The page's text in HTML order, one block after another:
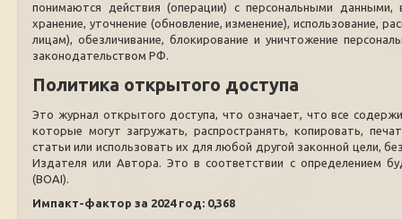
понимаются действия (операции) с персональными данными,
хранение, уточнение (обновление, изменение), использование,
лицам), обезличивание, блокирование и уничтожение
законодательством РФ.
Политика открытого доступа
Это журнал открытого доступа, что означает, что все
которые могут загружать, распространять, копировать,
статьи или использовать их для любой другой законной цели,
Издателя или Автора. Это в соответствии с определением
(BOAI).
Импакт-фактор за 2024 год: 0,368